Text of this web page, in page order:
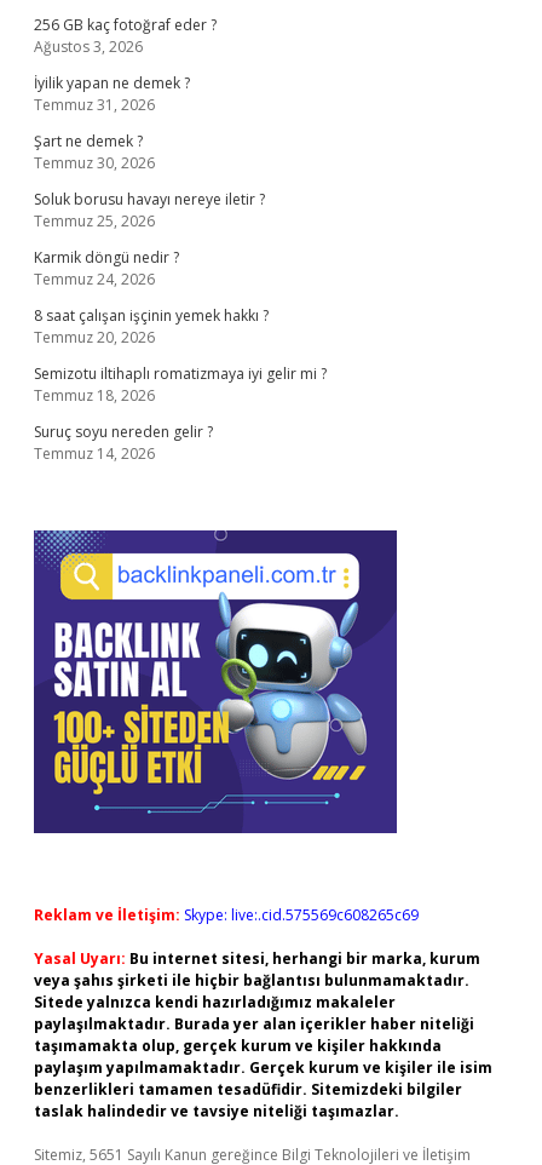
256 GB kaç fotoğraf eder ?
Ağustos 3, 2026
İyilik yapan ne demek ?
Temmuz 31, 2026
Şart ne demek ?
Temmuz 30, 2026
Soluk borusu havayı nereye iletir ?
Temmuz 25, 2026
Karmik döngü nedir ?
Temmuz 24, 2026
8 saat çalışan işçinin yemek hakkı ?
Temmuz 20, 2026
Semizotu iltihaplı romatizmaya iyi gelir mi ?
Temmuz 18, 2026
Suruç soyu nereden gelir ?
Temmuz 14, 2026
Reklam ve İletişim: Skype: live:.cid.575569c608265c69
Yasal Uyarı: Bu internet sitesi, herhangi bir marka, kurum
veya şahıs şirketi ile hiçbir bağlantısı bulunmamaktadır.
Sitede yalnızca kendi hazırladığımız makaleler
paylaşılmaktadır. Burada yer alan içerikler haber niteliği
taşımamakta olup, gerçek kurum ve kişiler hakkında
paylaşım yapılmamaktadır. Gerçek kurum ve kişiler ile isim
benzerlikleri tamamen tesadüfidir. Sitemizdeki bilgiler
taslak halindedir ve tavsiye niteliği taşımazlar.
Sitemiz, 5651 Sayılı Kanun gereğince Bilgi Teknolojileri ve İletişim